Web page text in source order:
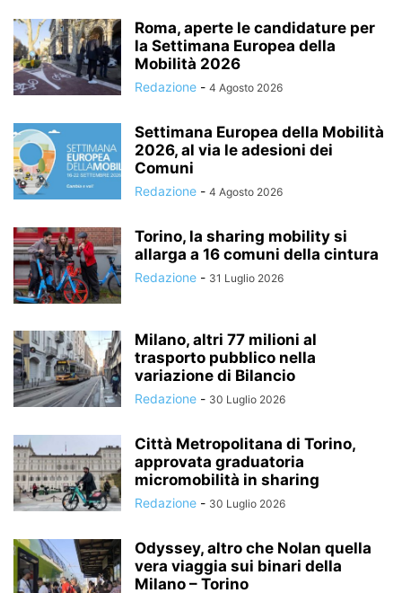
Roma, aperte le candidature per
la Settimana Europea della
Mobilità 2026
Redazione - 4 Agosto 2026
Settimana Europea della Mobilità
2026, al via le adesioni dei
Comuni
Redazione - 4 Agosto 2026
Torino, la sharing mobility si
allarga a 16 comuni della cintura
Redazione - 31 Luglio 2026
Milano, altri 77 milioni al
trasporto pubblico nella
variazione di Bilancio
Redazione - 30 Luglio 2026
Città Metropolitana di Torino,
approvata graduatoria
micromobilità in sharing
Redazione - 30 Luglio 2026
Odyssey, altro che Nolan quella
vera viaggia sui binari della
Milano – Torino